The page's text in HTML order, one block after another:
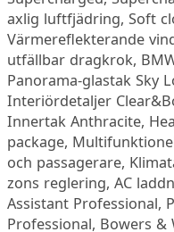
axlig luftfjädring, Soft
Värmereflekterande
utfällbar dragkrok,
Panorama-glastak Sky
Interiördetaljer
Innertak Anthracite,
package,
och passagerare,
zons reglering, AC
Assistant Professional,
Professional, Bowers